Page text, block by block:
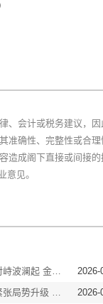
、会计或税务建议，
准确性、完整性或合
造成阁下直接或间接的
见。
2026-
2026-